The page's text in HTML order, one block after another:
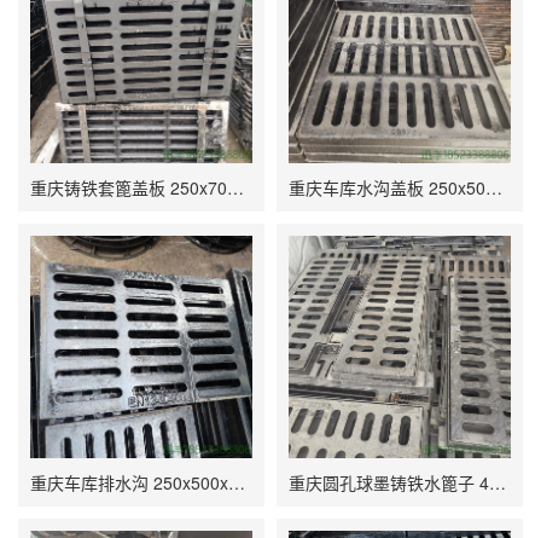
重庆铸铁套篦盖板 250x700x30 B125公园通用 主站厂家 排水效果好 重庆车库水沟盖板 250x500x40 C250污水沟常用 主站厂家 外形美观
重庆车库排水沟 250x500x40 B125防鼠常用 主站加工 耐磨防滑 重庆圆孔球墨铸铁水篦子 450x750x40 E600管道常用 重庆库房 外形美观